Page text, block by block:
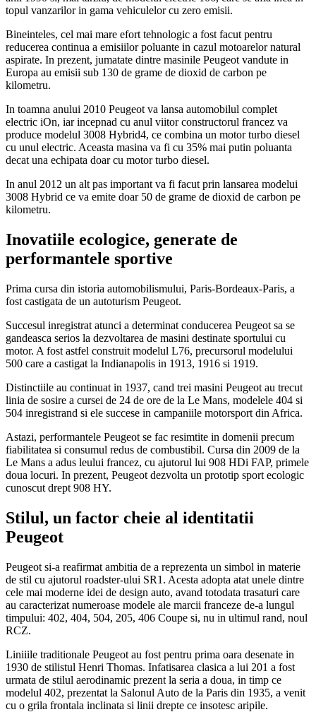
topul vanzarilor in gama vehiculelor cu zero emisii.
Bineinteles, cel mai mare efort tehnologic a fost facut pentru
reducerea continua a emisiilor poluante in cazul motoarelor natural
aspirate. In prezent, jumatate dintre masinile Peugeot vandute in
Europa au emisii sub 130 de grame de dioxid de carbon pe
kilometru.
In toamna anului 2010 Peugeot va lansa automobilul complet
electric iOn, iar incepnad cu anul viitor constructorul francez va
produce modelul 3008 Hybrid4, ce combina un motor turbo diesel
cu unul electric. Aceasta masina va fi cu 35% mai putin poluanta
decat una echipata doar cu motor turbo diesel.
In anul 2012 un alt pas important va fi facut prin lansarea modelui
3008 Hybrid ce va emite doar 50 de grame de dioxid de carbon pe
kilometru.
Inovatiile ecologice, generate de
performantele sportive
Prima cursa din istoria automobilismului, Paris-Bordeaux-Paris, a
fost castigata de un autoturism Peugeot.
Succesul inregistrat atunci a determinat conducerea Peugeot sa se
gandeasca serios la dezvoltarea de masini destinate sportului cu
motor. A fost astfel construit modelul L76, precursorul modelului
500 care a castigat la Indianapolis in 1913, 1916 si 1919.
Distinctiile au continuat in 1937, cand trei masini Peugeot au trecut
linia de sosire a cursei de 24 de ore de la Le Mans, modelele 404 si
504 inregistrand si ele succese in campaniile motorsport din Africa.
Astazi, performantele Peugeot se fac resimtite in domenii precum
fiabilitatea si consumul redus de combustibil. Cursa din 2009 de la
Le Mans a adus leului francez, cu ajutorul lui 908 HDi FAP, primele
doua locuri. In prezent, Peugeot dezvolta un prototip sport ecologic
cunoscut drept 908 HY.
Stilul, un factor cheie al identitatii
Peugeot
Peugeot si-a reafirmat ambitia de a reprezenta un simbol in materie
de stil cu ajutorul roadster-ului SR1. Acesta adopta atat unele dintre
cele mai moderne idei de design auto, avand totodata trasaturi care
au caracterizat numeroase modele ale marcii franceze de-a lungul
timpului: 402, 404, 504, 205, 406 Coupe si, nu in ultimul rand, noul
RCZ.
Liniiile traditionale Peugeot au fost pentru prima oara desenate in
1930 de stilistul Henri Thomas. Infatisarea clasica a lui 201 a fost
urmata de stilul aerodinamic prezent la seria a doua, in timp ce
modelul 402, prezentat la Salonul Auto de la Paris din 1935, a venit
cu o grila frontala inclinata si linii drepte ce insotesc aripile.